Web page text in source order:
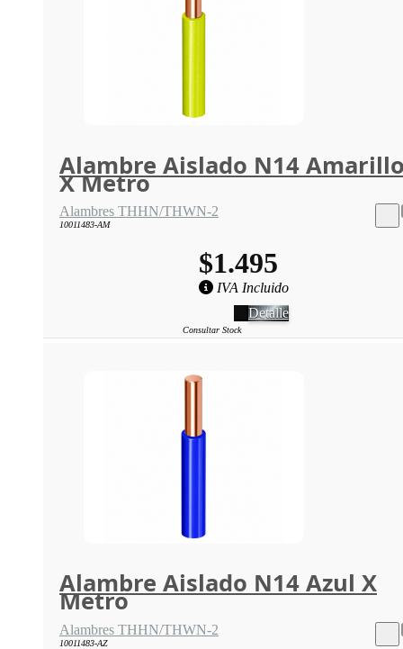
Alambre Aislado N14
X Metro
Alambres THHN/THWN-2
10011483-AM
$1.495
IVA Incluido
Detalle
Consultar Stock
Alambre Aislado N14 Azul X
Metro
Alambres THHN/THWN-2
10011483-AZ